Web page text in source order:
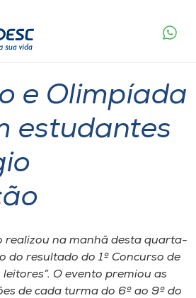
e Olimpíada
estudantes
realizou na manhã desta quarta-
do resultado do 1º Concurso de
O evento premiou as
de cada turma do 6º ao 9º do